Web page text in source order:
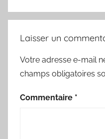
Laisser un
Votre adresse e-mail
champs obligatoires
Commentaire *